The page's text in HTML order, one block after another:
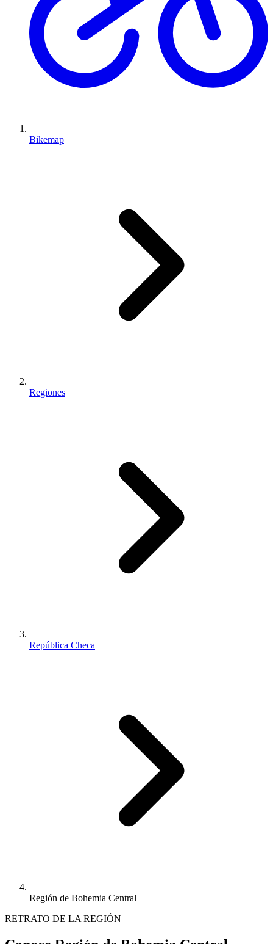
Bikemap
Regiones
República Checa
Región de Bohemia Central
RETRATO DE LA REGIÓN